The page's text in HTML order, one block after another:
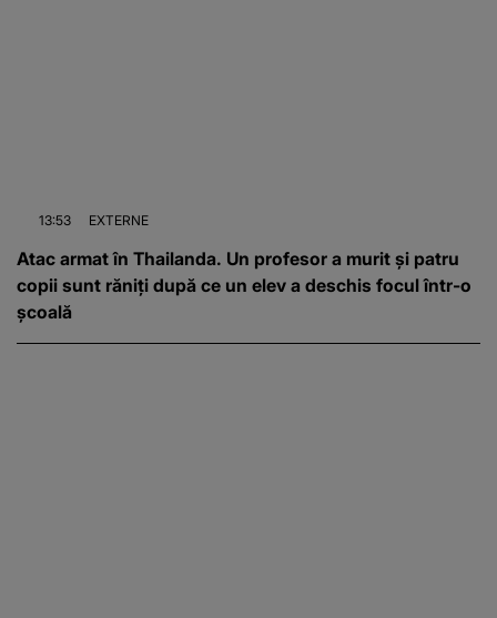
13:53 EXTERNE
Atac armat în Thailanda. Un profesor a murit și patru
copii sunt răniți după ce un elev a deschis focul într-o
școală